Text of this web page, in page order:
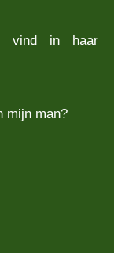
vind in haar
mijn man?